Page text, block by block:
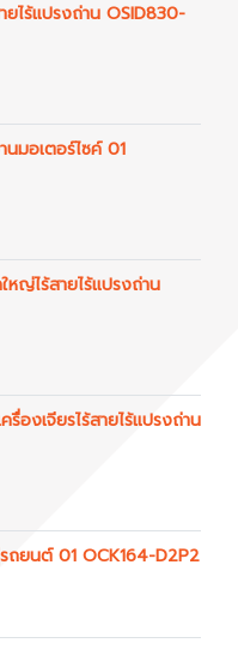
ยไร้แปรงถ่าน OSID830-
มอเตอร์ไซค์ 01
ญ่ไร้สายไร้แปรงถ่าน
องเจียรไร้สายไร้แปรงถ่าน
ถยนต์ 01 OCK164-D2P2